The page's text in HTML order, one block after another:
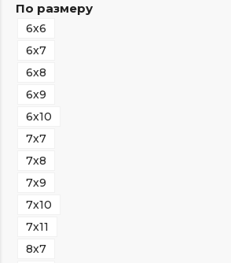
По размеру
6х6
6х7
6х8
6х9
6х10
7х7
7х8
7х9
7х10
7х11
8х7